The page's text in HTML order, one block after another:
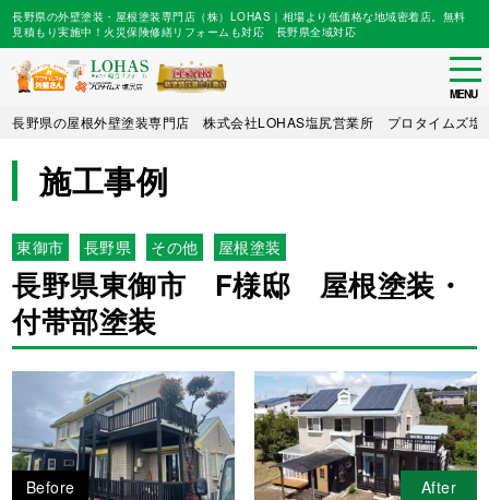
Skip
main
content
長野県の外壁塗装・屋根塗装専門店（株）LOHAS｜相場より低価格な地域密着店。無料
見積もり実施中！火災保険修繕リフォームも対応 長野県全域対応
MENU
長野県の屋根外壁塗装専門店 株式会社LOHAS塩尻営業所 プロタイムズ塩
施工事例
東御市 長野県 その他 屋根塗装
長野県東御市 F様邸 屋根塗装・
付帯部塗装
Before After